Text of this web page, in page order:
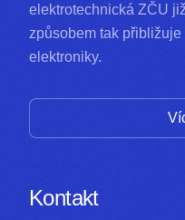
elektrotechnická ZČU
způsobem tak
elektroniky.
Kontakt